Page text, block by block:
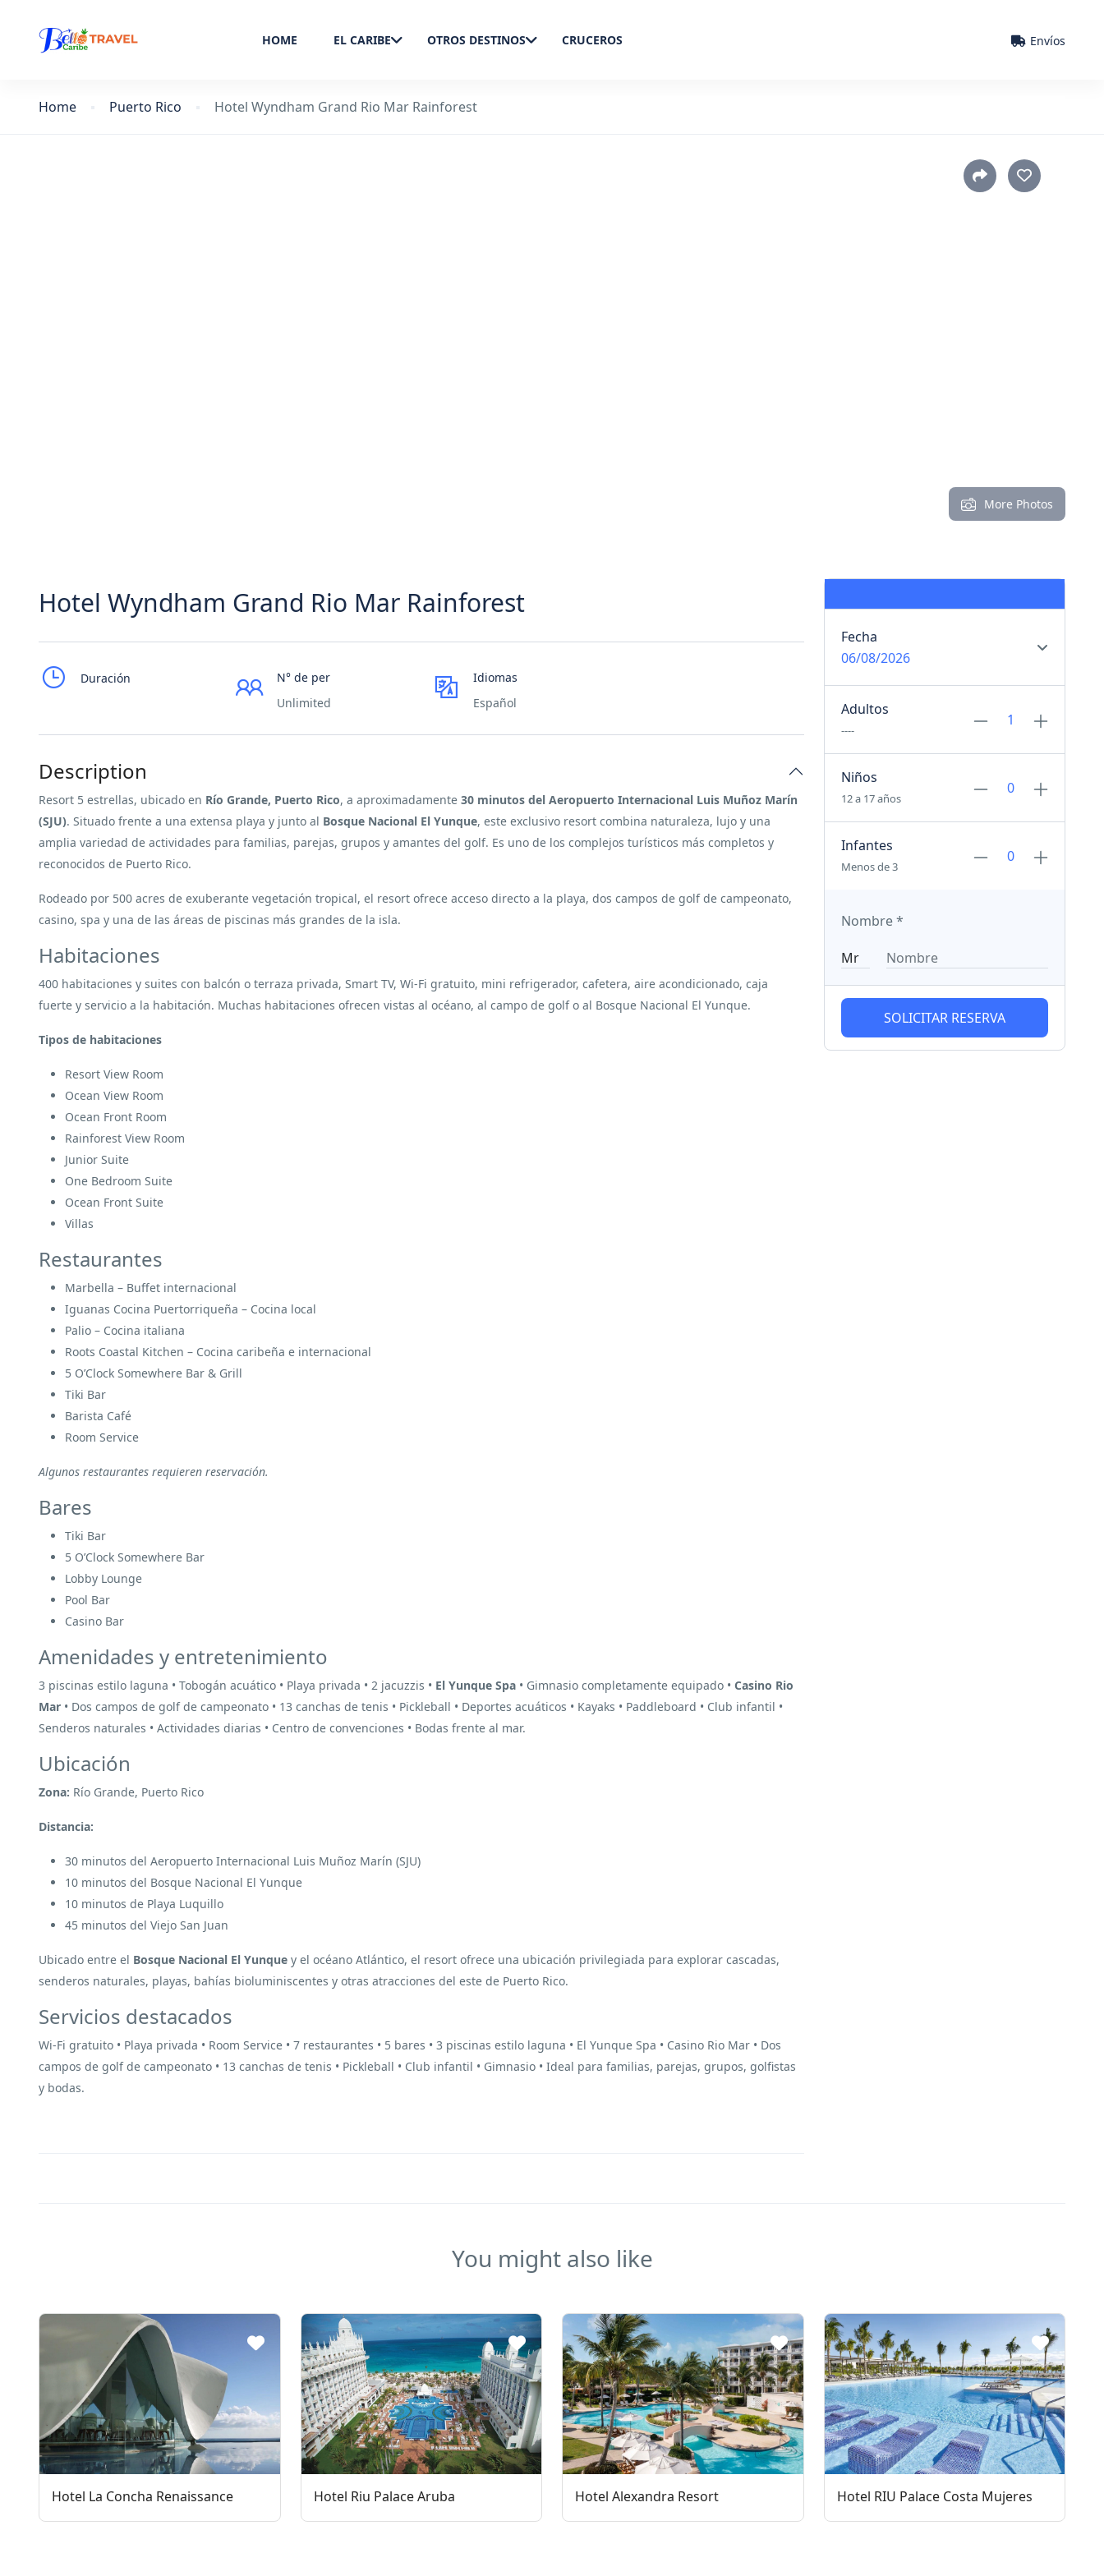
HOME EL CARIBE OTROS DESTINOS CRUCEROS Envíos
Home Puerto Rico Hotel Wyndham Grand Rio Mar Rainforest
More Photos
Hotel Wyndham Grand Rio Mar Rainforest
Duración
N° de per
Unlimited
Idiomas
Español
Description
Resort 5 estrellas, ubicado en Río Grande, Puerto Rico, a aproximadamente 30 minutos del Aeropuerto Internacional Luis Muñoz Marín
(SJU). Situado frente a una extensa playa y junto al Bosque Nacional El Yunque, este exclusivo resort combina naturaleza, lujo y una
amplia variedad de actividades para familias, parejas, grupos y amantes del golf. Es uno de los complejos turísticos más completos y
reconocidos de Puerto Rico.
Rodeado por 500 acres de exuberante vegetación tropical, el resort ofrece acceso directo a la playa, dos campos de golf de campeonato,
casino, spa y una de las áreas de piscinas más grandes de la isla.
Habitaciones
400 habitaciones y suites con balcón o terraza privada, Smart TV, Wi-Fi gratuito, mini refrigerador, cafetera, aire acondicionado, caja
fuerte y servicio a la habitación. Muchas habitaciones ofrecen vistas al océano, al campo de golf o al Bosque Nacional El Yunque.
Tipos de habitaciones
Resort View Room
Ocean View Room
Ocean Front Room
Rainforest View Room
Junior Suite
One Bedroom Suite
Ocean Front Suite
Villas
Restaurantes
Marbella – Buffet internacional
Iguanas Cocina Puertorriqueña – Cocina local
Palio – Cocina italiana
Roots Coastal Kitchen – Cocina caribeña e internacional
5 O’Clock Somewhere Bar & Grill
Tiki Bar
Barista Café
Room Service
Algunos restaurantes requieren reservación.
Bares
Tiki Bar
5 O’Clock Somewhere Bar
Lobby Lounge
Pool Bar
Casino Bar
Amenidades y entretenimiento
3 piscinas estilo laguna • Tobogán acuático • Playa privada • 2 jacuzzis • El Yunque Spa • Gimnasio completamente equipado • Casino Rio
Mar • Dos campos de golf de campeonato • 13 canchas de tenis • Pickleball • Deportes acuáticos • Kayaks • Paddleboard • Club infantil •
Senderos naturales • Actividades diarias • Centro de convenciones • Bodas frente al mar.
Ubicación
Zona: Río Grande, Puerto Rico
Distancia:
30 minutos del Aeropuerto Internacional Luis Muñoz Marín (SJU)
10 minutos del Bosque Nacional El Yunque
10 minutos de Playa Luquillo
45 minutos del Viejo San Juan
Ubicado entre el Bosque Nacional El Yunque y el océano Atlántico, el resort ofrece una ubicación privilegiada para explorar cascadas,
senderos naturales, playas, bahías bioluminiscentes y otras atracciones del este de Puerto Rico.
Servicios destacados
Wi-Fi gratuito • Playa privada • Room Service • 7 restaurantes • 5 bares • 3 piscinas estilo laguna • El Yunque Spa • Casino Rio Mar • Dos
campos de golf de campeonato • 13 canchas de tenis • Pickleball • Club infantil • Gimnasio • Ideal para familias, parejas, grupos, golfistas
y bodas.
Fecha
06/08/2026
Adultos
----
Niños
12 a 17 años
Infantes
Menos de 3
Nombre *
SOLICITAR RESERVA
You might also like
Hotel La Concha Renaissance Hotel Riu Palace Aruba Hotel Alexandra Resort Hotel RIU Palace Costa Mujeres